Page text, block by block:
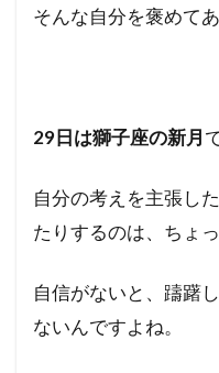
そんな自分を褒めて
29日は獅子座の新月
自分の考えを主張し
たりするのは、ちょ
自信がないと、躊躇
ないんですよね。